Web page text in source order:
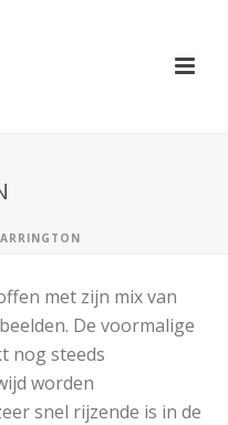
met zijn mix van
De voormalige
nog steeds
worden
snel rijzende is in de